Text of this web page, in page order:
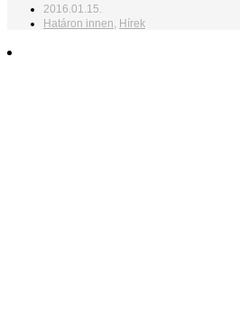
2016.01.15.
Határon innen Hírek